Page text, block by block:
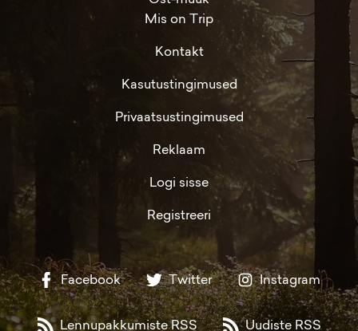
Mis on Trip
Kontakt
Kasutustingimused
Privaatsustingimused
Reklaam
Logi sisse
Registreeri
Facebook Twitter Instagram
Lennupakkumiste RSS Uudiste RSS